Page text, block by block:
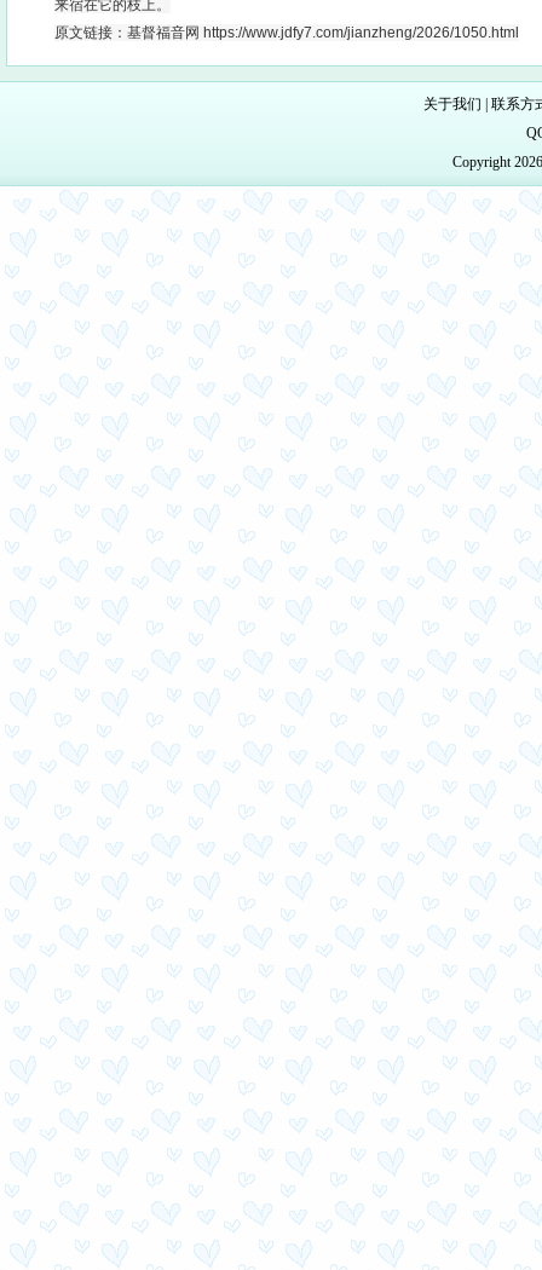
来宿在它的枝上。
原文链接：基督福音网 https://www.jdfy7.com/jianzheng/2026/1050.html
关于我们
联系方
Copyright